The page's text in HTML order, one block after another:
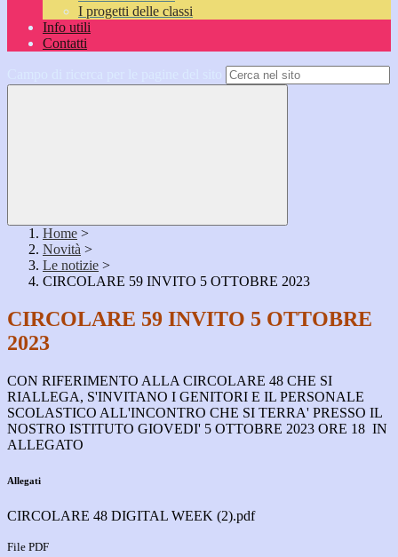
I progetti delle classi
Info utili
Contatti
Home >
Novità >
Le notizie >
CIRCOLARE 59 INVITO 5 OTTOBRE 2023
CIRCOLARE 59 INVITO 5 OTTOBRE
2023
CON RIFERIMENTO ALLA CIRCOLARE 48 CHE SI
RIALLEGA, S'INVITANO I GENITORI E IL PERSONALE
SCOLASTICO ALL'INCONTRO CHE SI TERRA' PRESSO IL
NOSTRO ISTITUTO GIOVEDI' 5 OTTOBRE 2023 ORE 18 IN
ALLEGATO
Allegati
CIRCOLARE 48 DIGITAL WEEK (2).pdf
File PDF